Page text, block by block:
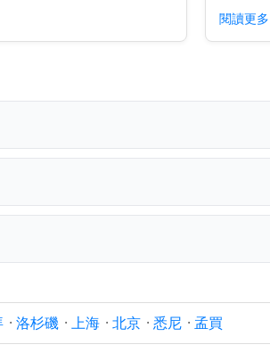
。但其中兩個公共假期——哈
）和開齋節（Hari Ray...
像你想
年的公
大多數
閱讀更多
· 洛杉磯 · 上海 · 北京 · 悉尼 · 孟買